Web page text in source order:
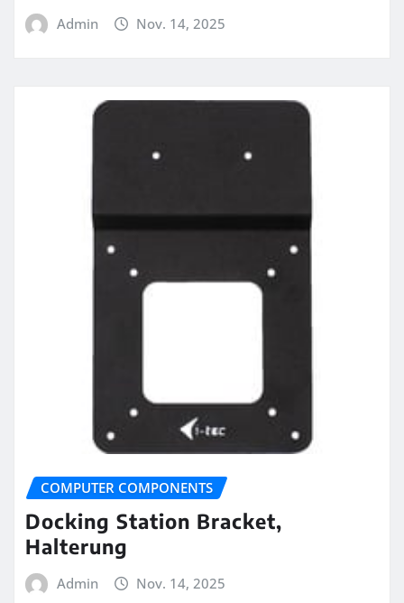
Admin Nov. 14, 2025
COMPUTER COMPONENTS
Docking Station Bracket,
Halterung
Admin Nov. 14, 2025